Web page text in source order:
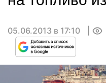
05.06.2013 в 17:10